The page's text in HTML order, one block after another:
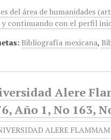
del área de humanidades
continuando con el perfil
Bibliografía mexicana,
Alere
Año 1, No 163,